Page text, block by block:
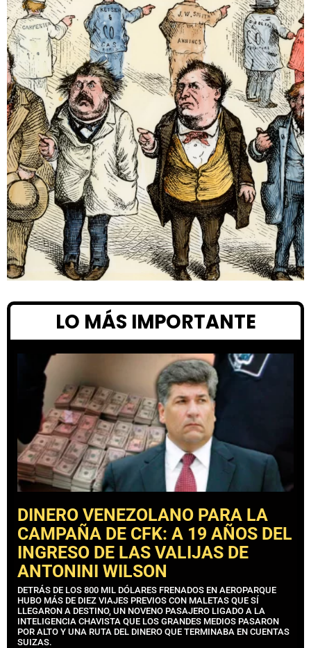
LO MÁS IMPORTANTE
DINERO VENEZOLANO PARA LA
CAMPAÑA DE CFK: A 19 AÑOS DEL
INGRESO DE LAS VALIJAS DE
ANTONINI WILSON
DETRÁS DE LOS 800 MIL DÓLARES FRENADOS EN AEROPARQUE
HUBO MÁS DE DIEZ VIAJES PREVIOS CON MALETAS QUE SÍ
LLEGARON A DESTINO, UN NOVENO PASAJERO LIGADO A LA
INTELIGENCIA CHAVISTA QUE LOS GRANDES MEDIOS PASARON
POR ALTO Y UNA RUTA DEL DINERO QUE TERMINABA EN CUENTAS
SUIZAS.